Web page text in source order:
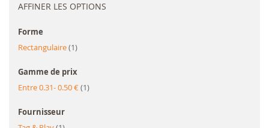
AFFINER LES OPTIONS
Forme
Rectangulaire 1article
Gamme de prix
Entre 0.31- 0.50 € 1article
Fournisseur